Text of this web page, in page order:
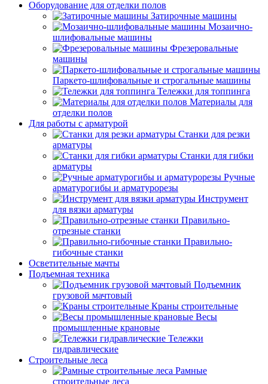
Оборудование для отделки полов
Затирочные машины
Мозаично-
шлифовальные машины
Фрезеровальные
машины
Паркето-шлифовальные и строгальные машины
Тележки для топпинга
Материалы для
отделки полов
Для работы с арматурой
Станки для резки
арматуры
Станки для гибки
арматуры
Ручные
арматурогибы и арматурорезы
Инструмент
для вязки арматуры
Правильно-
отрезные станки
Правильно-
гибочные станки
Осветительные мачты
Подъемная техника
Подъемник
грузовой мачтовый
Краны строительные
Весы
промышленные крановые
Тележки
гидравлические
Строительные леса
Рамные
строительные леса